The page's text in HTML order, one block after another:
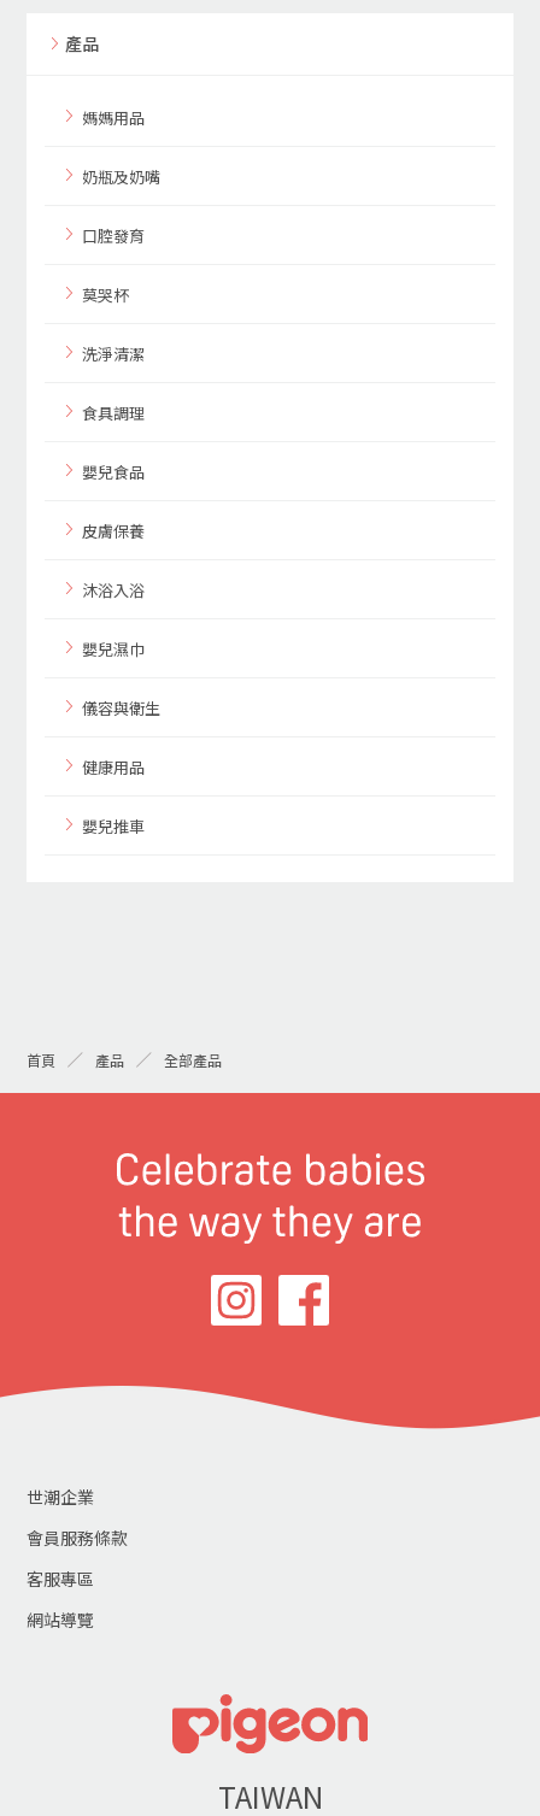
產品
媽媽用品
奶瓶及奶嘴
口腔發育
莫哭杯
洗淨清潔
食具調理
嬰兒食品
皮膚保養
沐浴入浴
嬰兒濕巾
儀容與衛生
健康用品
嬰兒推車
首頁 產品 全部產品
世潮企業
會員服務條款
客服專區
網站導覽
TAIWAN